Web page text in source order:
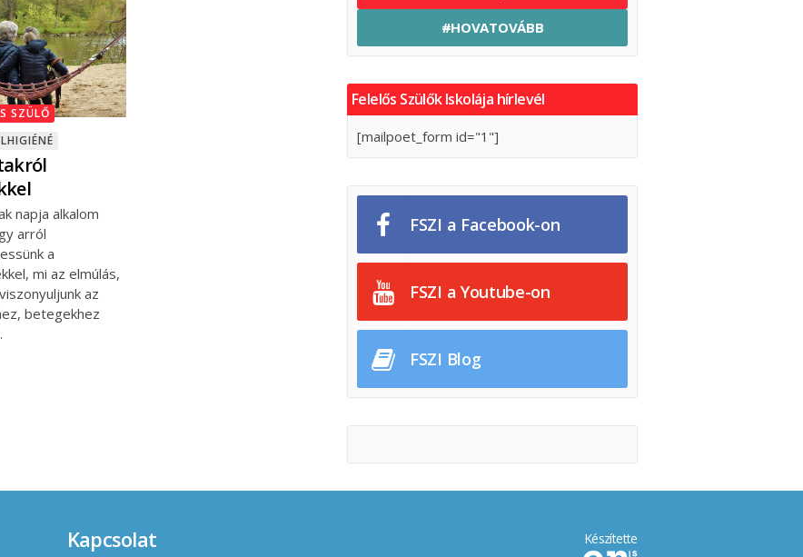
SZÜLŐ
napja alkalom
arról
a
mi az elmúlás,
az
betegekhez
#HOVATOVÁBB
Felelős Szülők Iskolája hírlevél
[mailpoet_form id="1"]
FSZI a Facebook-on
FSZI a Youtube-on
FSZI Blog
Kapcsolat Készítette